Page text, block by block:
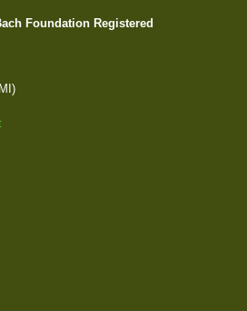
Foundation Registered